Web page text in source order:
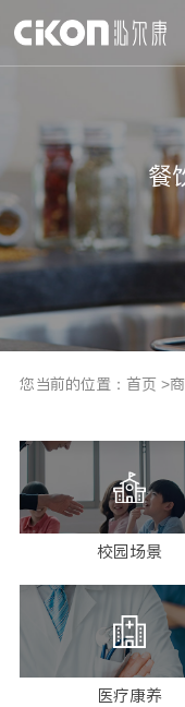
餐
您当前的位置： 首页 >
校园场景
医疗康养